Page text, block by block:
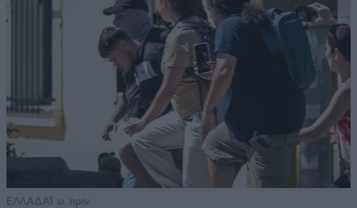
ΕΛΛΑΔΑ1 ω. πριν